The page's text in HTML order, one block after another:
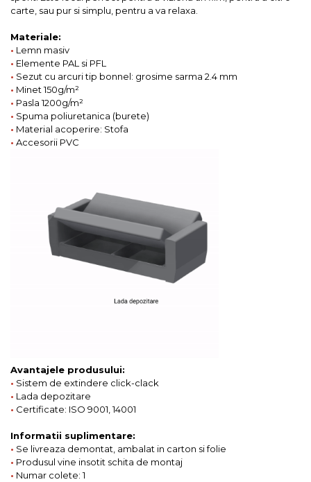
carte, sau pur si simplu, pentru a va relaxa.
Materiale:
• Lemn masiv
• Elemente PAL si PFL
• Sezut cu arcuri tip bonnel: grosime sarma 2.4 mm
• Minet 150g/m²
• Pasla 1200g/m²
• Spuma poliuretanica (burete)
• Material acoperire: Stofa
• Accesorii PVC
Avantajele produsului:
• Sistem de extindere click-clack
• Lada depozitare
• Certificate: ISO 9001, 14001
Informatii suplimentare:
• Se livreaza demontat, ambalat in carton si folie
• Produsul vine insotit schita de montaj
• Numar colete: 1